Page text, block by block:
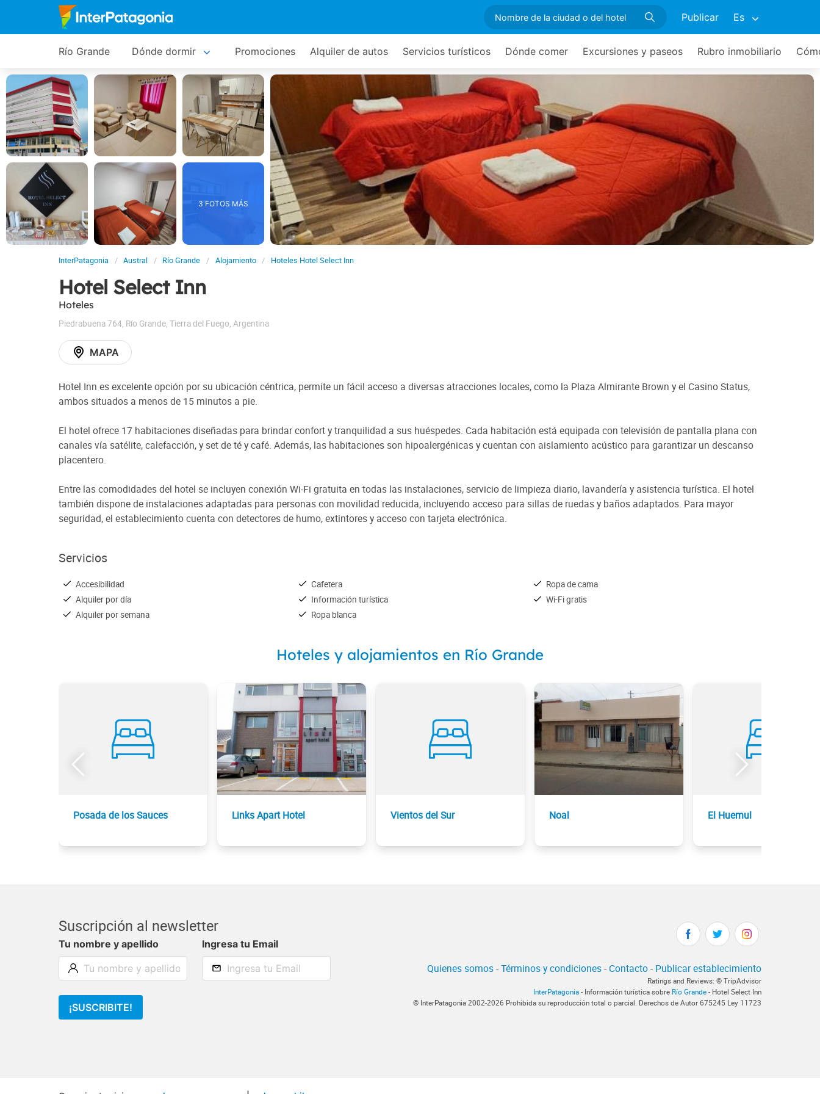
Publicar Es
Río Grande Dónde dormir Promociones Alquiler de autos Servicios turísticos Dónde comer Excursiones y paseos Rubro inmobiliario
3 FOTOS MÁS
InterPatagonia Austral Río Grande Alojamiento Hoteles Hotel Select Inn
Hotel Select Inn
Hoteles
Piedrabuena 764, Río Grande, Tierra del Fuego, Argentina
MAPA
Hotel Inn es excelente opción por su ubicación céntrica, permite un fácil acceso a diversas atracciones locales, como la Plaza Almirante Brown y el Casino Status,
ambos situados a menos de 15 minutos a pie.
El hotel ofrece 17 habitaciones diseñadas para brindar confort y tranquilidad a sus huéspedes. Cada habitación está equipada con televisión de pantalla plana con
canales vía satélite, calefacción, y set de té y café. Además, las habitaciones son hipoalergénicas y cuentan con aislamiento acústico para garantizar un descanso
placentero.
Entre las comodidades del hotel se incluyen conexión Wi-Fi gratuita en todas las instalaciones, servicio de limpieza diario, lavandería y asistencia turística. El hotel
también dispone de instalaciones adaptadas para personas con movilidad reducida, incluyendo acceso para sillas de ruedas y baños adaptados. Para mayor
seguridad, el establecimiento cuenta con detectores de humo, extintores y acceso con tarjeta electrónica.
Servicios
Accesibilidad
Alquiler por día
Alquiler por semana
Cafetera
Información turística
Ropa blanca
Ropa de cama
Wi-Fi gratis
Hoteles y alojamientos en Río Grande
Posada de los Sauces Links Apart Hotel Vientos del Sur Noal El Huemul
Suscripción al newsletter
Tu nombre y apellido Ingresa tu Email
¡SUSCRIBITE!
Quienes somos-Términos y condiciones- Contacto- Publicar establecimiento
Ratings and Reviews: © TripAdvisor
InterPatagonia - Información turística sobre Río Grande - Hotel Select Inn
© InterPatagonia 2002-2026 Prohibida su reproducción total o parcial. Derechos de Autor 675245 Ley 11723